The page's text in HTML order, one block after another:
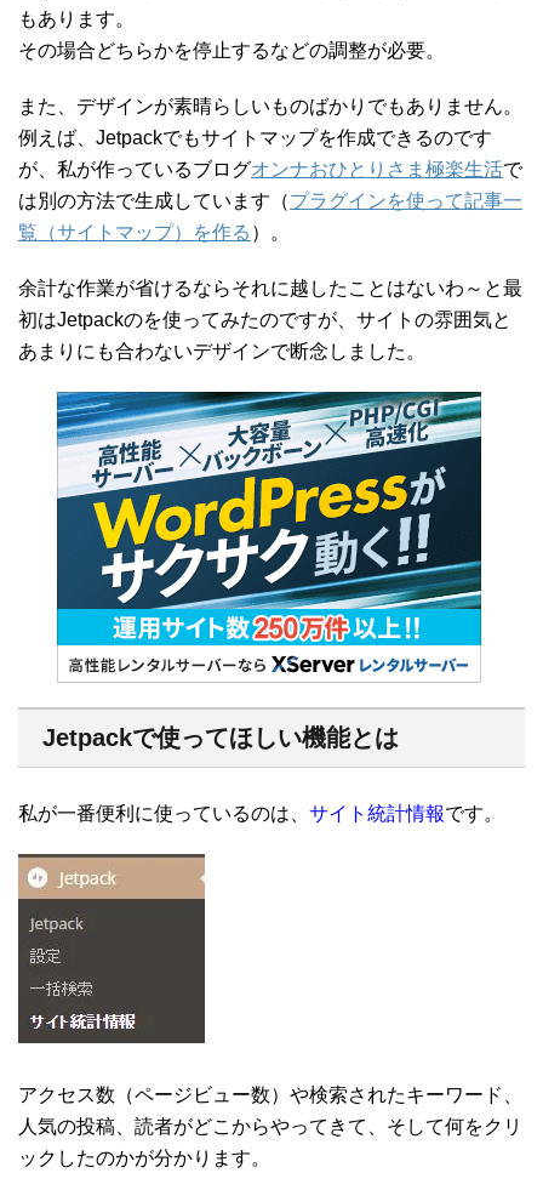
もあります。
その場合どちらかを停止するなどの調整が必要。
また、デザインが素晴らしいものばかりでもありません。
例えば、Jetpackでもサイトマップを作成できるのです
が、私が作っているブログオンナおひとりさま極楽生活で
は別の方法で生成しています（プラグインを使って記事一
覧（サイトマップ）を作る ）。
余計な作業が省けるならそれに越したことはないわ～と最
初はJetpackのを使ってみたのですが、サイトの雰囲気と
あまりにも合わないデザインで断念しました。
Jetpackで使ってほしい機能とは
私が一番便利に使っているのは、 サイト統計情報です。
アクセス数（ページビュー数）や検索されたキーワード、
人気の投稿、読者がどこからやってきて、そして何をクリ
ックしたのかが分かります。